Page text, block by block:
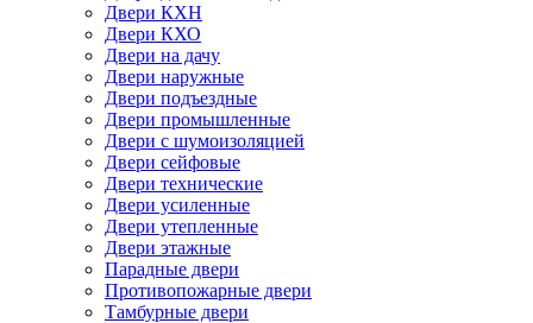
Двери КХН
Двери КХО
Двери на дачу
Двери наружные
Двери подъездные
Двери промышленные
Двери с шумоизоляцией
Двери сейфовые
Двери технические
Двери усиленные
Двери утепленные
Двери этажные
Парадные двери
Противопожарные двери
Тамбурные двери